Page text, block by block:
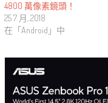
4800 萬像素鏡頭！
25 7 月, 2018
在「Android」中